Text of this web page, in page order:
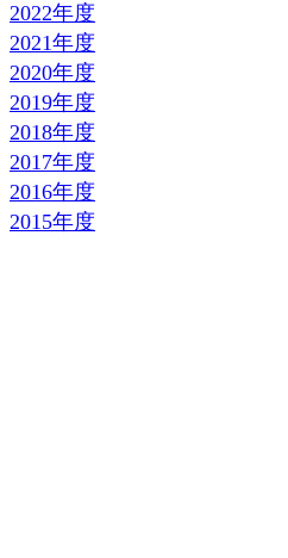
2022年度
2021年度
2020年度
2019年度
2018年度
2017年度
2016年度
2015年度